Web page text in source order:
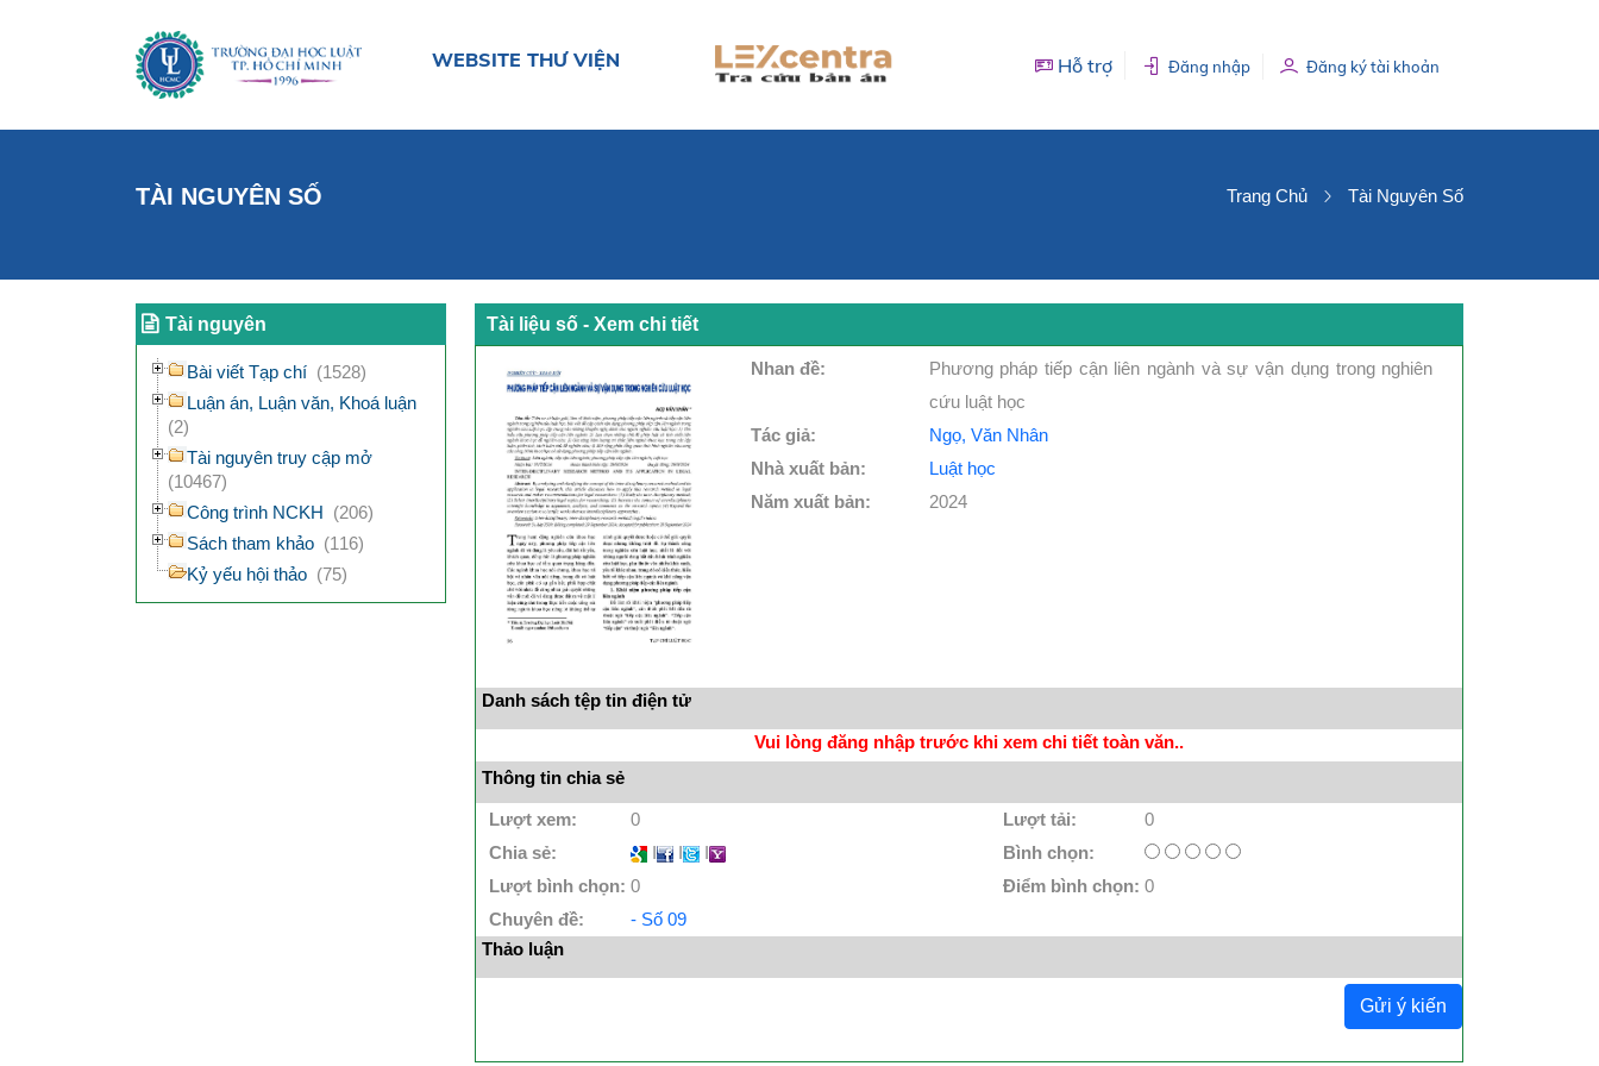
WEBSITE THƯ VIỆN Hỗ trợ Đăng nhập Đăng ký tài khoản
TÀI NGUYÊN SỐ Trang Chủ Tài Nguyên Số
Tài nguyên
Bài viết Tạp chí (1528)
Luận án, Luận văn, Khoá luận
(2)
Tài nguyên truy cập mở
(10467)
Công trình NCKH (206)
Sách tham khảo (116)
Kỷ yếu hội thảo (75)
Tài liệu số - Xem chi tiết
Nhan đề:
Phương pháp tiếp cận liên ngành và sự vận dụng trong nghiên
cứu luật học
Tác giả:
Ngọ, Văn Nhân
Nhà xuất bản:
Luật học
Năm xuất bản:
2024
Danh sách tệp tin điện tử
Vui lòng đăng nhập trước khi xem chi tiết toàn văn..
Thông tin chia sẻ
Lượt xem: 0 Lượt tải:
0
Chia sẻ:
I I I
Bình chọn:
Lượt bình chọn: 0 Điểm bình chọn: 0
Chuyên đề:
- Số 09
Thảo luận
Gửi ý kiến